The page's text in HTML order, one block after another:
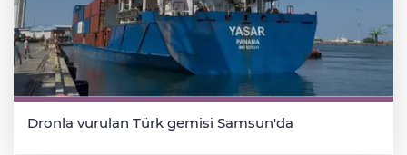
Dronla vurulan Türk gemisi Samsun'da